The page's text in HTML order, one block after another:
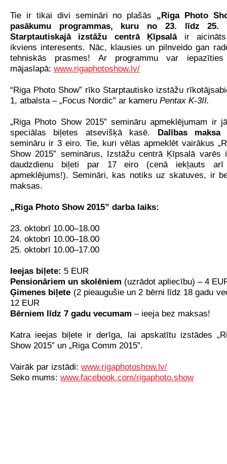
Tie ir tikai divi semināri no plašās „Riga Photo
pasākumu programmas, kuru no
23. līdz 25.
Starptautiskajā izstāžu centrā Ķīpsalā
ir
ikviens interesents. Nāc, klausies un pilnveido gan
tehniskās prasmes! Ar programmu var iepazīties
mājaslapā: www.rigaphotoshow.lv/
“Riga Photo Show” rīko Starptautisko izstāžu
1, atbalsta – „Focus Nordic” ar kameru Pentax K-3II.
„Riga Photo Show 2015” semināru apmeklējumam ir
speciālas biļetes atsevišķā kasē.
Dalības
semināru ir 3 eiro. Tie, kuri vēlas apmeklēt vairākus
Show 2015” seminārus, Izstāžu centrā Ķīpsalā varēs
daudzdienu biļeti par 17 eiro (cenā iekļauts arī
apmeklējums!). Semināri, kas notiks uz skatuves, ir
maksas.
„Riga Photo Show 2015” darba laiks:
23. oktobrī 10.00–18.00
24. oktobrī 10.00–18.00
25. oktobrī 10.00–17.00
Ieejas biļete: 5 EUR
Pensionāriem un skolēniem (uzrādot apliecību) – 4
Ģimenes biļete (2 pieaugušie un 2 bērni līdz 18 gadu
12 EUR
Bērniem līdz 7 gadu vecumam – ieeja bez maksas!
Katra ieejas biļete ir derīga, lai apskatītu izstādes
Show 2015” un „Riga Comm 2015”.
Vairāk par izstādi: www.rigaphotoshow.lv/
Seko mums: www.facebook.com/rigaphoto.show